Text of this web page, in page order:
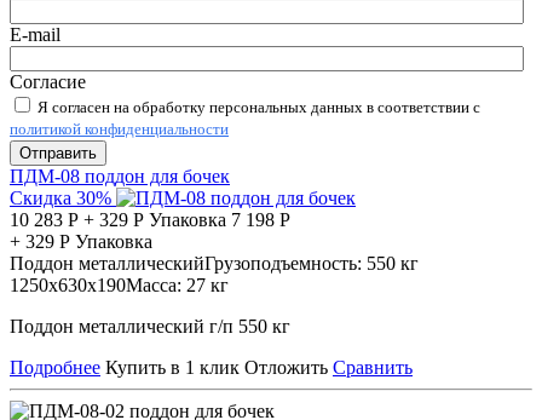
E-mail
Согласие
Я согласен на обработку персональных данных в соответствии с
политикой конфиденциальности
Отправить
ПДМ-08 поддон для бочек
Скидка 30%
10 283 Р + 329 Р Упаковка 7 198 Р
+ 329 Р Упаковка
Поддон металлическийГрузоподъемность: 550 кг
1250х630х190Масса: 27 кг
Поддон металлический г/п 550 кг
Подробнее Купить в 1 клик Отложить Сравнить